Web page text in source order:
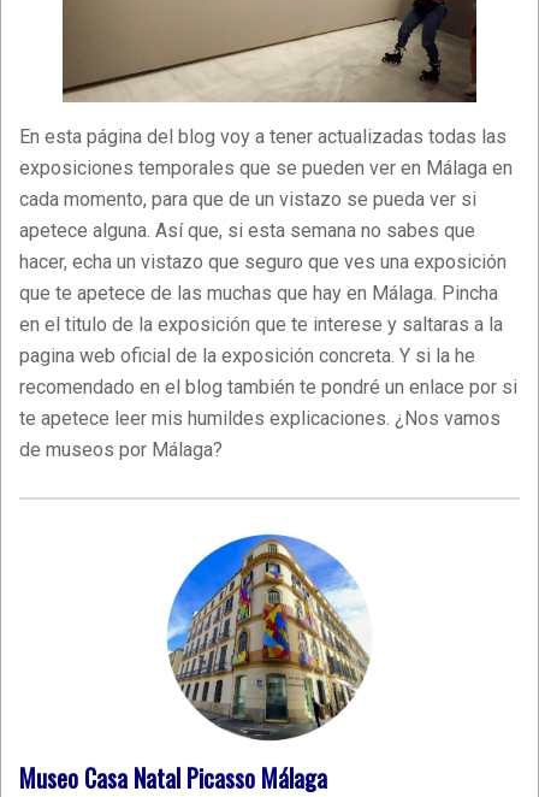
En esta página del blog voy a tener actualizadas todas las
exposiciones temporales que se pueden ver en Málaga en
cada momento, para que de un vistazo se pueda ver si
apetece alguna. Así que, si esta semana no sabes que
hacer, echa un vistazo que seguro que ves una exposición
que te apetece de las muchas que hay en Málaga. Pincha
en el titulo de la exposición que te interese y saltaras a la
pagina web oficial de la exposición concreta. Y si la he
recomendado en el blog también te pondré un enlace por si
te apetece leer mis humildes explicaciones. ¿Nos vamos
de museos por Málaga?
Museo Casa Natal Picasso Málaga